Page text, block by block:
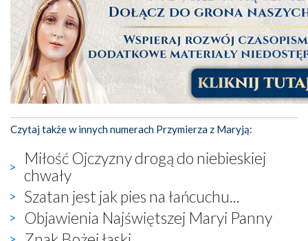
Czytaj także w innych numerach Przymierza z Maryją:
Miłość Ojczyzny drogą do niebieskiej
chwały
Szatan jest jak pies na łańcuchu...
Objawienia Najświętszej Maryi Panny